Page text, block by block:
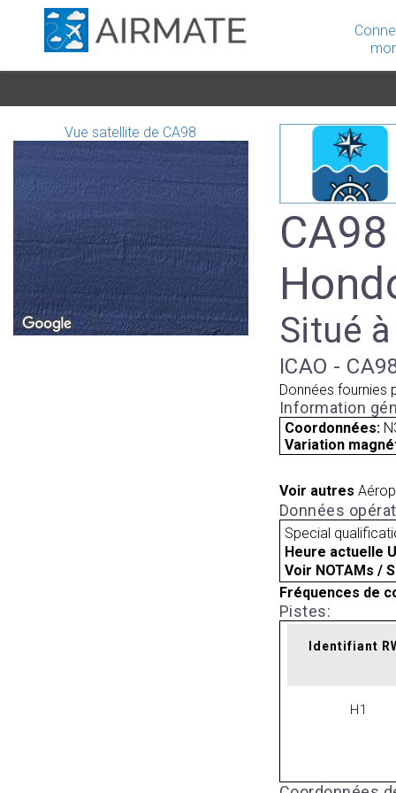
Vue satellite de CA98
Situé
ICAO -
Données fournies
Information
Coordonnées:
Variation
Voir autres
Données
Special
Heure actuelle
Voir NOTAMs /
Fréquences de
Pistes:
Identifiant
H1